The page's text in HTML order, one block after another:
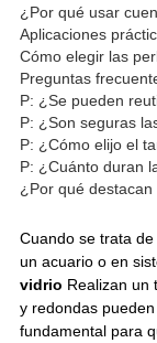
¿Por qué usar
Aplicaciones
Cómo elegir las
Preguntas
P: ¿Se pueden
P: ¿Son seguras
P: ¿Cómo elijo el
P: ¿Cuánto duran
¿Por qué
Cuando se trata
un acuario o en
vidrio Realizan un
y redondas
fundamental para